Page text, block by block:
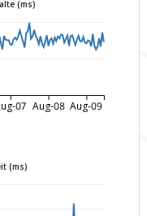
(ms)
07 Aug-08 Aug-09
(ms)